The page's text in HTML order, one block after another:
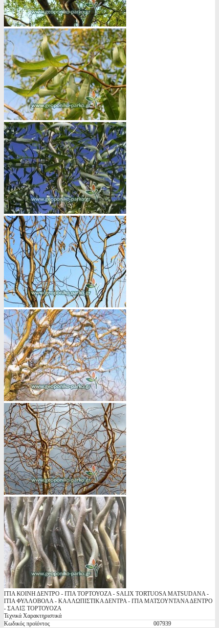
ΙΤΙΑ ΚΟΙΝΗ ΔΕΝΤΡΟ - ΙΤΙΑ ΤΟΡΤΟΥΟΖΑ - SALIX TORTUOSA MATSUDANA -
ΙΤΙΑ ΦΥΛΛΟΒΟΛΑ - ΚΑΛΛΩΠΙΣΤΙΚΑ ΔΕΝΤΡΑ - ΙΤΙΑ ΜΑΤΣΟΥΝΤΑΝΑ ΔΕΝΤΡΟ
- ΣΑΛΙΞ ΤΟΡΤΟΥΟΖΑ
Τεχνικά Χαρακτηριστικά
Κωδικός προϊόντος
007939